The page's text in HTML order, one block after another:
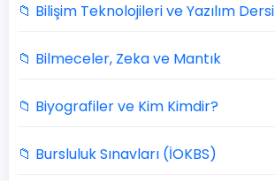
📁 Bilişim Teknolojileri ve Yazılım Dersi
📁 Bilmeceler, Zeka ve Mantık
📁 Biyografiler ve Kim Kimdir?
📁 Bursluluk Sınavları (İOKBS)